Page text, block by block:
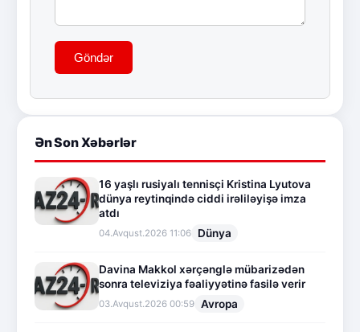
Göndər
Ən Son Xəbərlər
16 yaşlı rusiyalı tennisçi Kristina Lyutova
dünya reytinqində ciddi irəliləyişə imza
atdı
04.Avqust.2026 11:06 Dünya
Davina Makkol xərçənglə mübarizədən
sonra televiziya fəaliyyətinə fasilə verir
03.Avqust.2026 00:59 Avropa